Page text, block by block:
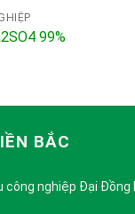
99%
BẮC
công nghiệp Đại Đồng